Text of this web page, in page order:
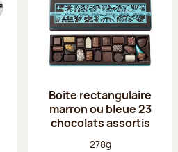
Boite rectangulaire
marron ou bleue 23
chocolats assortis
Poids net :
278g